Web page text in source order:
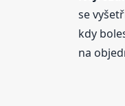
se
kdy
na